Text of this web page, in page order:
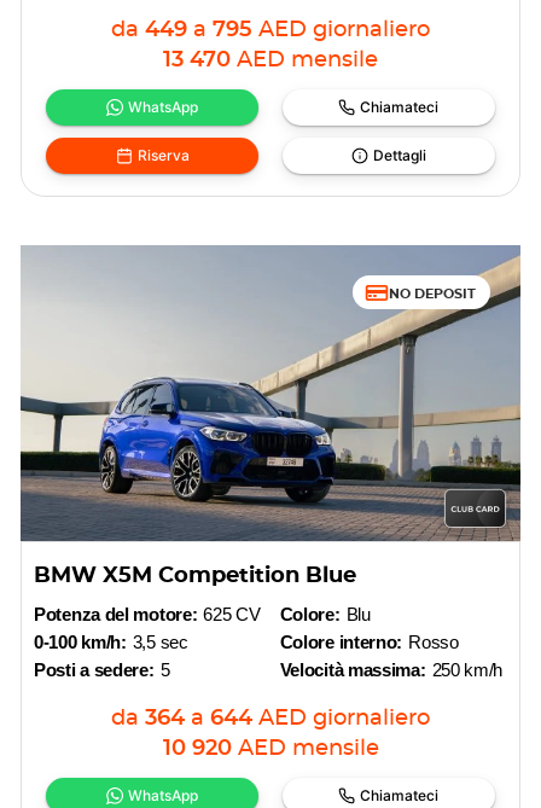
da 449 a 795 AED giornaliero
13 470 AED mensile
WhatsApp Chiamateci
Riserva Dettagli
NO DEPOSIT
BMW X5M Competition Blue
Potenza del motore: 625 CV
0-100 km/h: 3,5 sec
Posti a sedere: 5
Colore: Blu
Colore interno: Rosso
Velocità massima: 250 km/h
da 364 a 644 AED giornaliero
10 920 AED mensile
WhatsApp Chiamateci